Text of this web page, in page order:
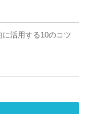
活用する10のコツ